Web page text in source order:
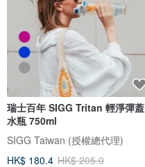
瑞士百年 SIGG Tritan 輕淨彈蓋
水瓶 750ml
SIGG Taiwan (授權總代理)
HK$ 180.4 HK$ 205.0